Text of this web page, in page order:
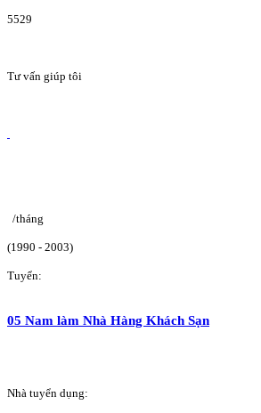
5529
Tư vấn giúp tôi
/tháng
(1990 - 2003)
Tuyển:
05 Nam làm Nhà Hàng Khách Sạn
Nhà tuyển dụng: